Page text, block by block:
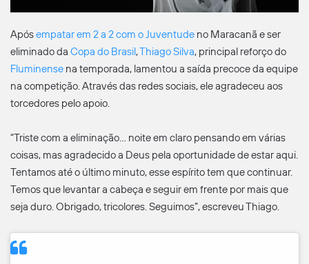
Apósempatar em 2 a 2 com o Juventude no Maracanã e ser
eliminado da Copa do Brasil,Thiago Silva, principal reforço do
Fluminense na temporada, lamentou a saída precoce da equipe
na competição. Através das redes sociais, ele agradeceu aos
torcedores pelo apoio.
“Triste com a eliminação… noite em claro pensando em várias
coisas, mas agradecido a Deus pela oportunidade de estar aqui.
Tentamos até o último minuto, esse espírito tem que continuar.
Temos que levantar a cabeça e seguir em frente por mais que
seja duro. Obrigado, tricolores. Seguimos”, escreveu Thiago.